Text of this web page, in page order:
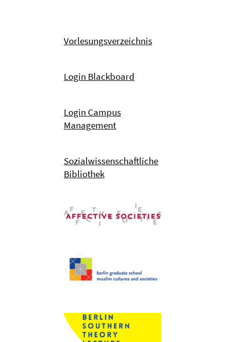
Vorlesungsverzeichnis
Login Blackboard
Login Campus
Management
Sozialwissenschaftliche
Bibliothek